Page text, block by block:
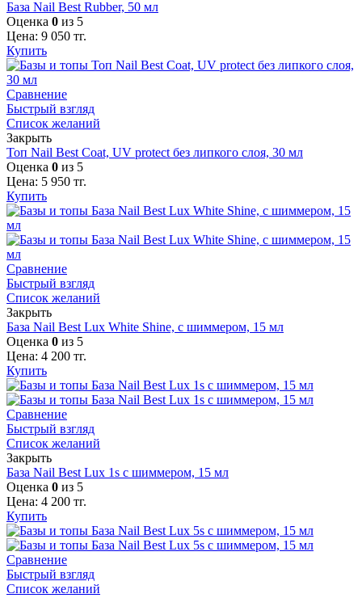
База Nail Best Rubber, 50 мл
Оценка 0 из 5
Цена: 9 050 тг.
Купить
Сравнение
Быстрый взгляд
Список желаний
Закрыть
Топ Nail Best Coat, UV protect без липкого слоя, 30 мл
Оценка 0 из 5
Цена: 5 950 тг.
Купить
Сравнение
Быстрый взгляд
Список желаний
Закрыть
База Nail Best Lux White Shine, с шиммером, 15 мл
Оценка 0 из 5
Цена: 4 200 тг.
Купить
Сравнение
Быстрый взгляд
Список желаний
Закрыть
База Nail Best Lux 1s с шиммером, 15 мл
Оценка 0 из 5
Цена: 4 200 тг.
Купить
Сравнение
Быстрый взгляд
Список желаний